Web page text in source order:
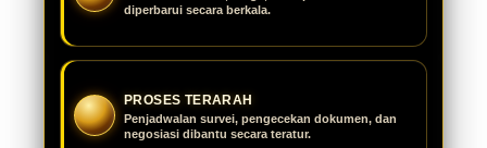
diperbarui secara berkala.
PROSES TERARAH
Penjadwalan survei, pengecekan dokumen, dan
negosiasi dibantu secara teratur.